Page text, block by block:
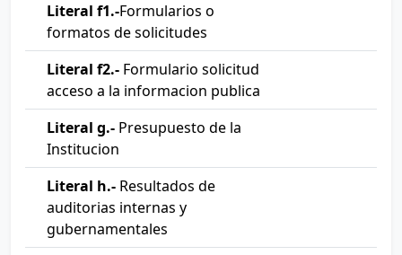
Literal f1.-Formularios o
formatos de solicitudes
Literal f2.- Formulario solicitud
acceso a la informacion publica
Literal g.- Presupuesto de la
Institucion
Literal h.- Resultados de
auditorias internas y
gubernamentales